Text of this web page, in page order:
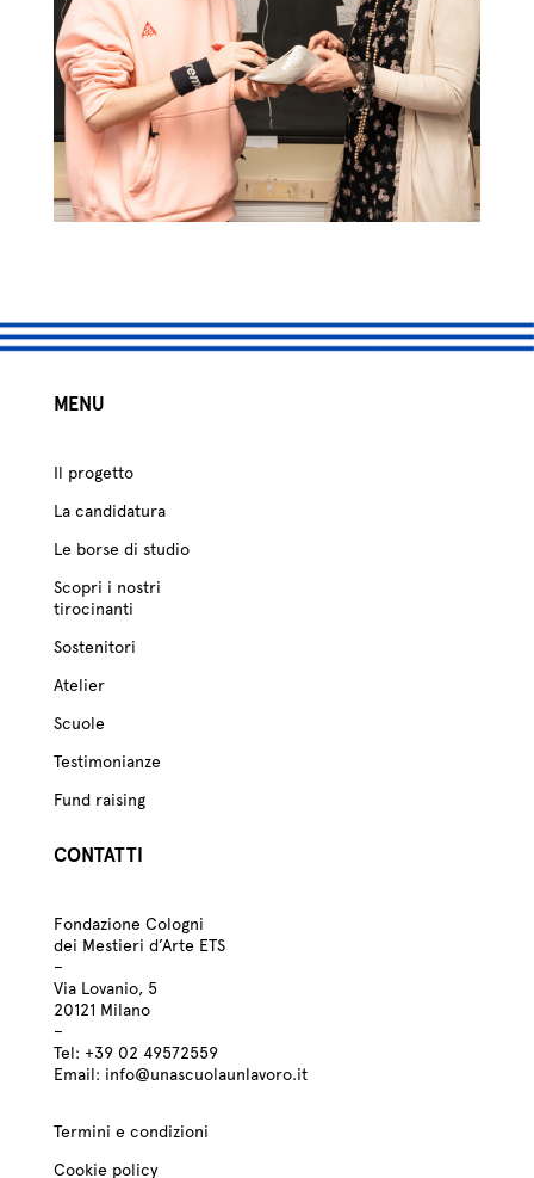
MENU
Il progetto
La candidatura
Le borse di studio
Scopri i nostri
tirocinanti
Sostenitori
Atelier
Scuole
Testimonianze
Fund raising
CONTATTI
Fondazione Cologni
dei Mestieri d’Arte ETS
–
Via Lovanio, 5
20121 Milano
–
Tel: +3902 49572559
Email: info@unascuolaunlavoro.it
Termini e condizioni
Cookie policy